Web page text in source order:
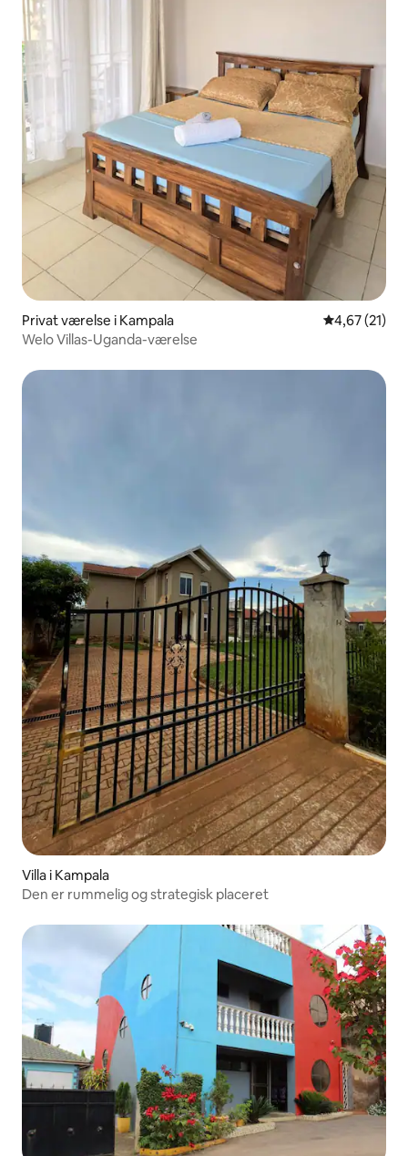
Privat værelse i Kampala 4,67 ud af 5
4,67 (21)
Welo Villas-Uganda-værelse
Villa i Kampala
Den er rummelig og strategisk placeret